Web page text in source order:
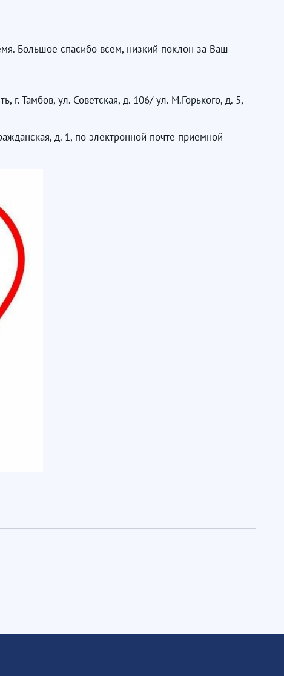
Большое спасибо всем, низкий поклон за Ваш
г. Тамбов, ул. Советская, д. 106/ ул. М.Горького, д. 5,
д. 1, по электронной почте приемной